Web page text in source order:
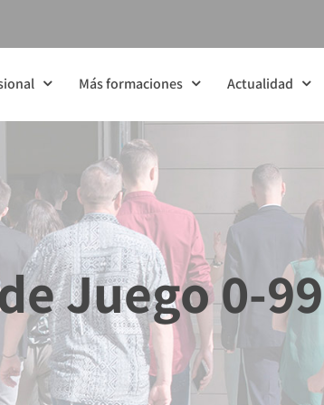
Más formaciones Actualidad
Juego 0-99